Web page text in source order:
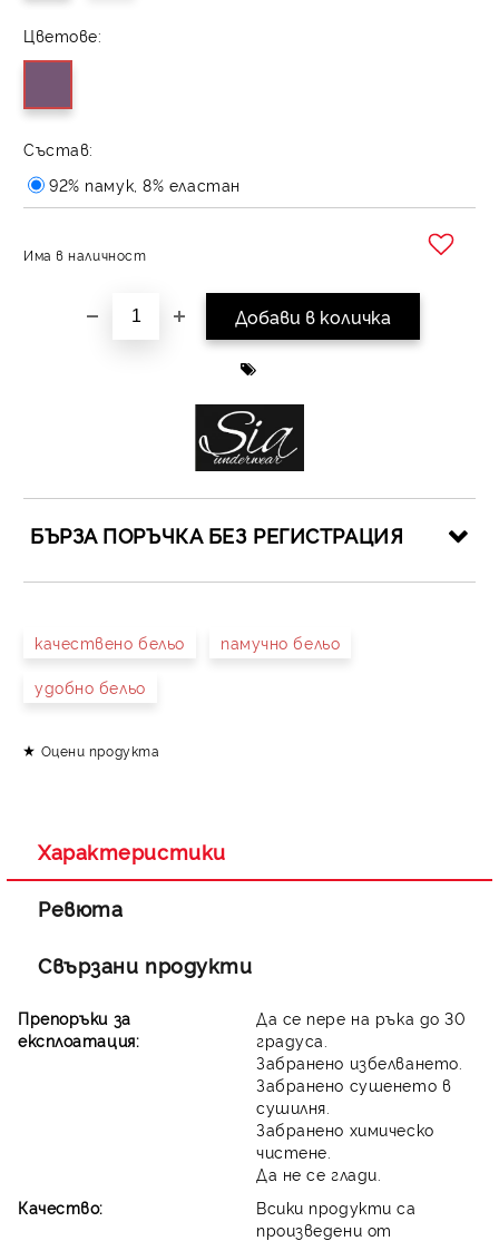
Цветове:
Състав:
92% памук, 8% еластан
Има в наличност
БЪРЗА ПОРЪЧКА БЕЗ РЕГИСТРАЦИЯ
качествено бельо памучно бельо
удобно бельо
Оцени продукта
Характеристики
Ревюта
Свързани продукти
Препоръки за
експлоатация:
Да се пере на ръка до 30
градуса.
Забранено избелването.
Забранено сушенето в
сушилня.
Забранено химическо
чистене.
Да не се глади.
Качество:
Всики продукти са
произведени от